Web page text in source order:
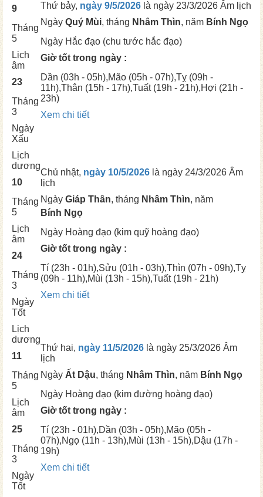
9
Tháng
5
Lịch
âm
23
Tháng
3
Ngày
Xấu
Thứ bảy, ngày 9/5/2026 là ngày 23/3/2026 Âm lịch
Ngày Quý Mùi, tháng Nhâm Thìn, năm Bính Ngọ
Ngày Hắc đạo (chu tước hắc đạo)
Giờ tốt trong ngày :
Dần (03h - 05h),Mão (05h - 07h),Tỵ (09h -
11h),Thân (15h - 17h),Tuất(19h - 21h),Hợi (21h -
23h)
Xem chi tiết
Lịch
dương
10
Tháng
5
Lịch
âm
24
Tháng
3
Ngày
Tốt
Chủ nhật, ngày 10/5/2026 là ngày 24/3/2026 Âm
lịch
Ngày Giáp Thân, tháng Nhâm Thìn, năm
Bính Ngọ
Ngày Hoàng đạo (kim quỹ hoàng đạo)
Giờ tốt trong ngày :
Tí (23h - 01h),Sửu (01h - 03h),Thìn (07h - 09h),Tỵ
(09h - 11h),Mùi (13h - 15h),Tuất(19h - 21h)
Xem chi tiết
Lịch
dương
11
Tháng
5
Lịch
âm
25
Tháng
3
Ngày
Tốt
Thứ hai, ngày 11/5/2026 là ngày 25/3/2026 Âm
lịch
Ngày Ất Dậu, tháng Nhâm Thìn, năm Bính Ngọ
Ngày Hoàng đạo (kim đường hoàng đạo)
Giờ tốt trong ngày :
Tí (23h - 01h),Dần (03h - 05h),Mão (05h -
07h),Ngọ (11h - 13h),Mùi (13h - 15h),Dậu (17h -
19h)
Xem chi tiết